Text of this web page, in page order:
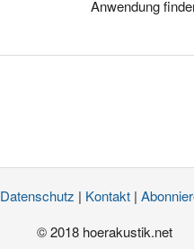
Anwendung
Datenschutz | Kontakt |
© 2018 hoerakustik.net